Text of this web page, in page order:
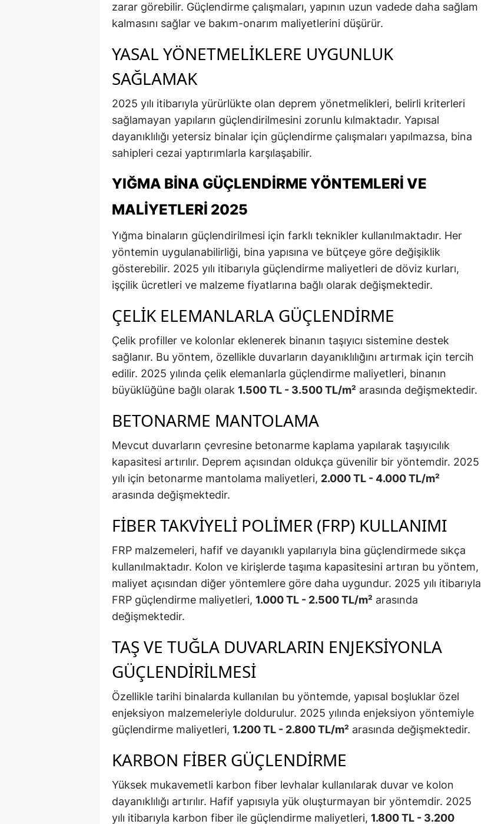
zarar görebilir. Güçlendirme çalışmaları, yapının uzun vadede daha sağlam
kalmasını sağlar ve bakım-onarım maliyetlerini düşürür.
YASAL YÖNETMELIKLERE UYGUNLUK
SAĞLAMAK
2025 yılı itibarıyla yürürlükte olan deprem yönetmelikleri, belirli kriterleri
sağlamayan yapıların güçlendirilmesini zorunlu kılmaktadır. Yapısal
dayanıklılığı yetersiz binalar için güçlendirme çalışmaları yapılmazsa, bina
sahipleri cezai yaptırımlarla karşılaşabilir.
YIĞMA BINA GÜÇLENDIRME YÖNTEMLERI VE
MALIYETLERI 2025
Yığma binaların güçlendirilmesi için farklı teknikler kullanılmaktadır. Her
yöntemin uygulanabilirliği, bina yapısına ve bütçeye göre değişiklik
gösterebilir. 2025 yılı itibarıyla güçlendirme maliyetleri de döviz kurları,
işçilik ücretleri ve malzeme fiyatlarına bağlı olarak değişmektedir.
ÇELIK ELEMANLARLA GÜÇLENDIRME
Çelik profiller ve kolonlar eklenerek binanın taşıyıcı sistemine destek
sağlanır. Bu yöntem, özellikle duvarların dayanıklılığını artırmak için tercih
edilir. 2025 yılında çelik elemanlarla güçlendirme maliyetleri, binanın
büyüklüğüne bağlı olarak 1.500 TL - 3.500 TL/m² arasında değişmektedir.
BETONARME MANTOLAMA
Mevcut duvarların çevresine betonarme kaplama yapılarak taşıyıcılık
kapasitesi artırılır. Deprem açısından oldukça güvenilir bir yöntemdir. 2025
yılı için betonarme mantolama maliyetleri, 2.000 TL - 4.000 TL/m²
arasında değişmektedir.
FIBER TAKVIYELI POLIMER (FRP) KULLANIMI
FRP malzemeleri, hafif ve dayanıklı yapılarıyla bina güçlendirmede sıkça
kullanılmaktadır. Kolon ve kirişlerde taşıma kapasitesini artıran bu yöntem,
maliyet açısından diğer yöntemlere göre daha uygundur. 2025 yılı itibarıyla
FRP güçlendirme maliyetleri, 1.000 TL - 2.500 TL/m² arasında
değişmektedir.
TAŞ VE TUĞLA DUVARLARIN ENJEKSIYONLA
GÜÇLENDIRILMESI
Özellikle tarihi binalarda kullanılan bu yöntemde, yapısal boşluklar özel
enjeksiyon malzemeleriyle doldurulur. 2025 yılında enjeksiyon yöntemiyle
güçlendirme maliyetleri, 1.200 TL - 2.800 TL/m² arasında değişmektedir.
KARBON FIBER GÜÇLENDIRME
Yüksek mukavemetli karbon fiber levhalar kullanılarak duvar ve kolon
dayanıklılığı artırılır. Hafif yapısıyla yük oluşturmayan bir yöntemdir. 2025
yılı itibarıyla karbon fiber ile güçlendirme maliyetleri, 1.800 TL - 3.200